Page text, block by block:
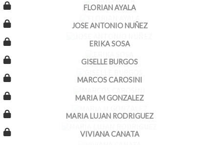
FLORIAN AYALA
JOSE ANTONIO NUÑEZ
ERIKA SOSA
GISELLE BURGOS
MARCOS CAROSINI
MARIA M GONZALEZ
MARIA LUJAN RODRIGUEZ
VIVIANA CANATA